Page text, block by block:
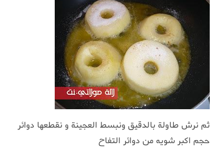
ثم نرش طاولة بالدقيق ونبسط العجينة و نقطعها دوائر
حجم اكبر شويه من دوائر التفاح